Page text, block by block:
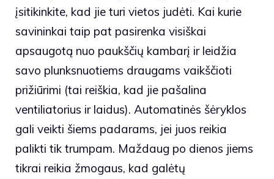
įsitikinkite, kad jie turi vietos judėti. Kai kurie
savininkai taip pat pasirenka visiškai
apsaugotą nuo paukščių kambarį ir leidžia
savo plunksnuotiems draugams vaikščioti
prižiūrimi (tai reiškia, kad jie pašalina
ventiliatorius ir laidus). Automatinės šėryklos
gali veikti šiems padarams, jei juos reikia
palikti tik trumpam. Maždaug po dienos jiems
tikrai reikia žmogaus, kad galėtų